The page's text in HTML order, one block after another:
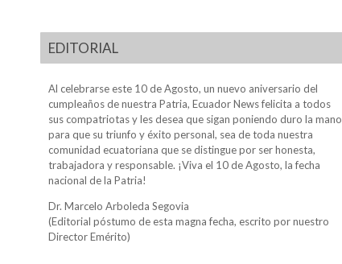
EDITORIAL
Al celebrarse este 10 de Agosto, un nuevo aniversario del
cumpleaños de nuestra Patria, Ecuador News felicita a todos
sus compatriotas y les desea que sigan poniendo duro la mano
para que su triunfo y éxito personal, sea de toda nuestra
comunidad ecuatoriana que se distingue por ser honesta,
trabajadora y responsable. ¡Viva el 10 de Agosto, la fecha
nacional de la Patria!
Dr. Marcelo Arboleda Segovia
(Editorial póstumo de esta magna fecha, escrito por nuestro
Director Emérito)